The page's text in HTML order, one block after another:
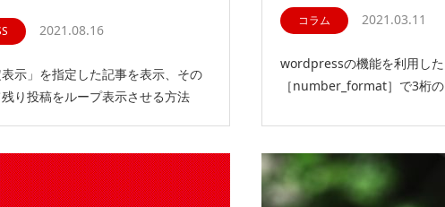
2021.08.16
表示」を指定した記事を表示、その
り投稿をループ表示させる方法
コラム 2021.03.11
wordpressの機能を利用し
［number_format］で3桁